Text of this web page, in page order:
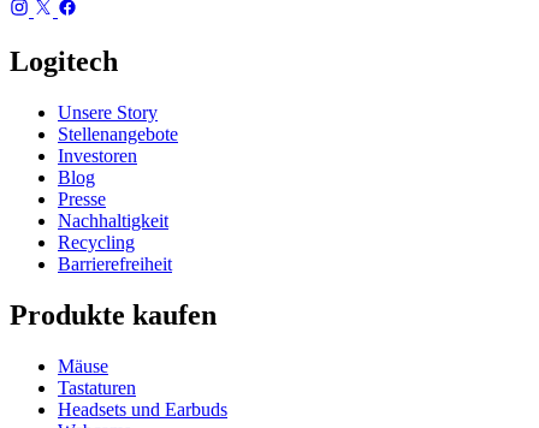
Logitech
Unsere Story
Stellenangebote
Investoren
Blog
Presse
Nachhaltigkeit
Recycling
Barrierefreiheit
Produkte kaufen
Mäuse
Tastaturen
Headsets und Earbuds